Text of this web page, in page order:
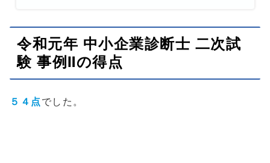
令和元年 中小企業診断士 二次試
験 事例Ⅱの得点
５４点 でした。